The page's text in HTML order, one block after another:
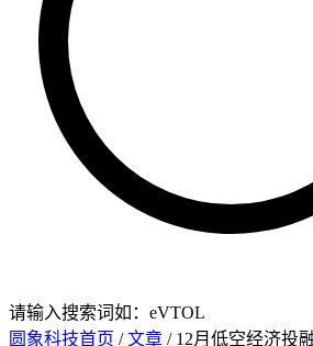
请输入搜索词如：eVTOL
圆象科技首页 /文章 / 12月低空经济投